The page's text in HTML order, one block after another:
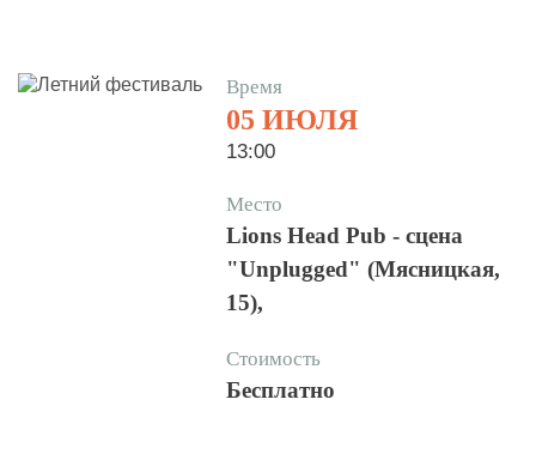
Время
05 ИЮЛЯ
13:00
Место
Lions Head Pub - сцена
"Unplugged" (Мясницкая,
15),
Стоимость
Бесплатно